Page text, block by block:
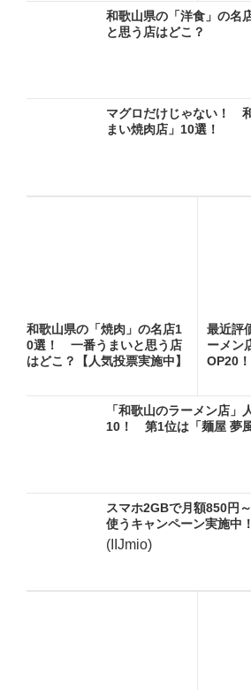
和歌山県の「洋食」の
と思う店はどこ？
マグロだけじゃない！
まい焼肉店」10選！
和歌山県の「焼肉」の名店1
0選！ 一番うまいと思う店
はどこ？【人気投票実施中】
最近評
ーメン
OP20
「和歌山のラーメン店」
10！ 第1位は「麺屋 夢
スマホ2GBで月額850円
使うキャンペーン実施中！
(IIJmio)